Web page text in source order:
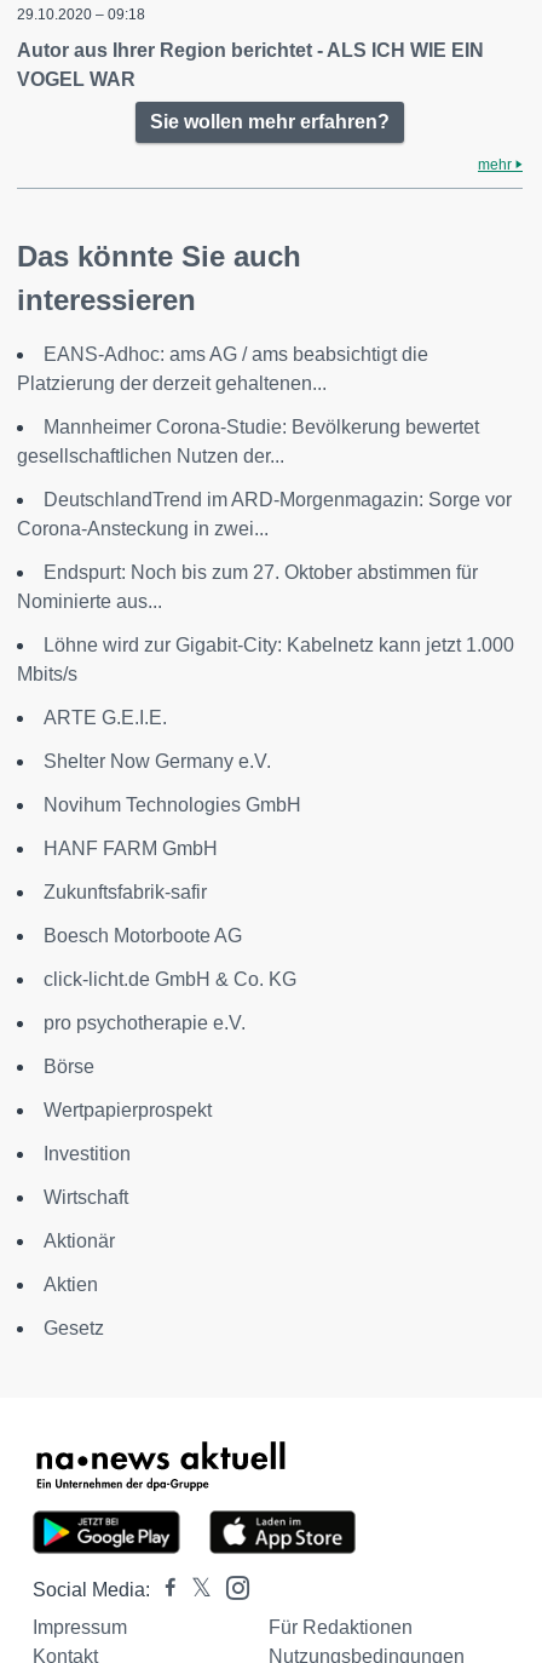
29.10.2020 – 09:18
Autor aus Ihrer Region berichtet - ALS ICH WIE EIN
VOGEL WAR
Sie wollen mehr erfahren?
mehr
Das könnte Sie auch
interessieren
EANS-Adhoc: ams AG / ams beabsichtigt die
Platzierung der derzeit gehaltenen...
Mannheimer Corona-Studie: Bevölkerung bewertet
gesellschaft­lichen Nutzen der...
DeutschlandTrend im ARD-Morgenmagazin: Sorge vor
Corona-Ansteckung in zwei...
Endspurt: Noch bis zum 27. Oktober abstimmen für
Nominierte aus...
Löhne wird zur Gigabit-City: Kabelnetz kann jetzt 1.000
Mbits/s
ARTE G.E.I.E.
Shelter Now Germany e.V.
Novihum Technologies GmbH
HANF FARM GmbH
Zukunftsfabrik-safir
Boesch Motorboote AG
click-licht.de GmbH & Co. KG
pro psychotherapie e.V.
Börse
Wertpapierprospekt
Investition
Wirtschaft
Aktionär
Aktien
Gesetz
Social Media:
Impressum
Für Redaktionen
Kontakt
Nutzungsbedingungen